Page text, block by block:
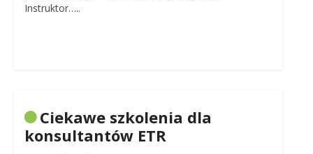
Instruktor…..
Ciekawe szkolenia dla
konsultantów ETR